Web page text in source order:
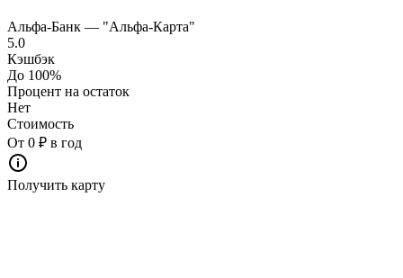
Альфа-Банк — "Альфа-Карта"
5.0
Кэшбэк
До 100%
Процент на остаток
Нет
Стоимость
От 0 ₽ в год
Получить карту